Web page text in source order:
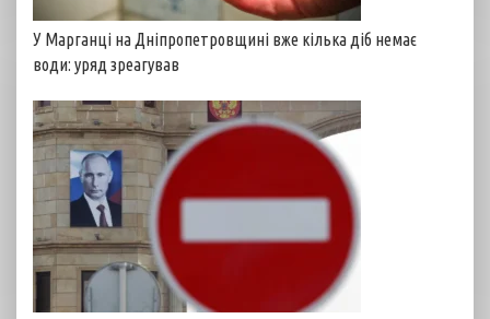
У Марганці на Дніпропетровщині вже кілька діб немає
води: уряд зреагував